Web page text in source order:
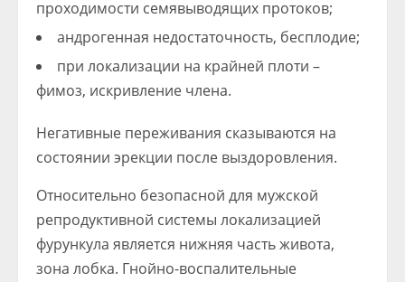
проходимости семявыводящих протоков;
андрогенная недостаточность, бесплодие;
при локализации на крайней плоти –
фимоз, искривление члена.
Негативные переживания сказываются на
состоянии эрекции после выздоровления.
Относительно безопасной для мужской
репродуктивной системы локализацией
фурункула является нижняя часть живота,
зона лобка. Гнойно-воспалительные